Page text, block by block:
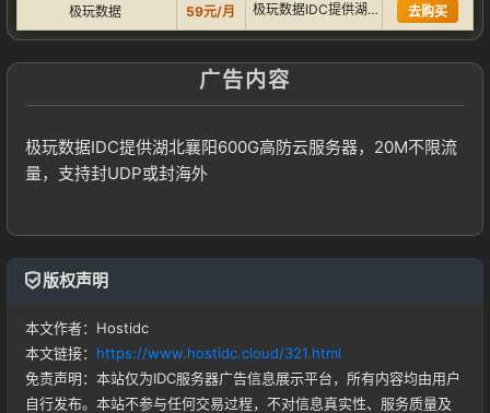
极玩数据 59元/月 极玩数据IDC提供湖北襄阳600G高防云服务器，20M不限流… 去购买
广告内容
极玩数据IDC提供湖北襄阳600G高防云服务器，20M不限流
量，支持封UDP或封海外
版权声明
本文作者：Hostidc
本文链接： https://www.hostidc.cloud/321.html
免责声明：本站仅为IDC服务器广告信息展示平台，所有内容均由用户
自行发布。本站不参与任何交易过程，不对信息真实性、服务质量及
登录
没有账号？立即注册